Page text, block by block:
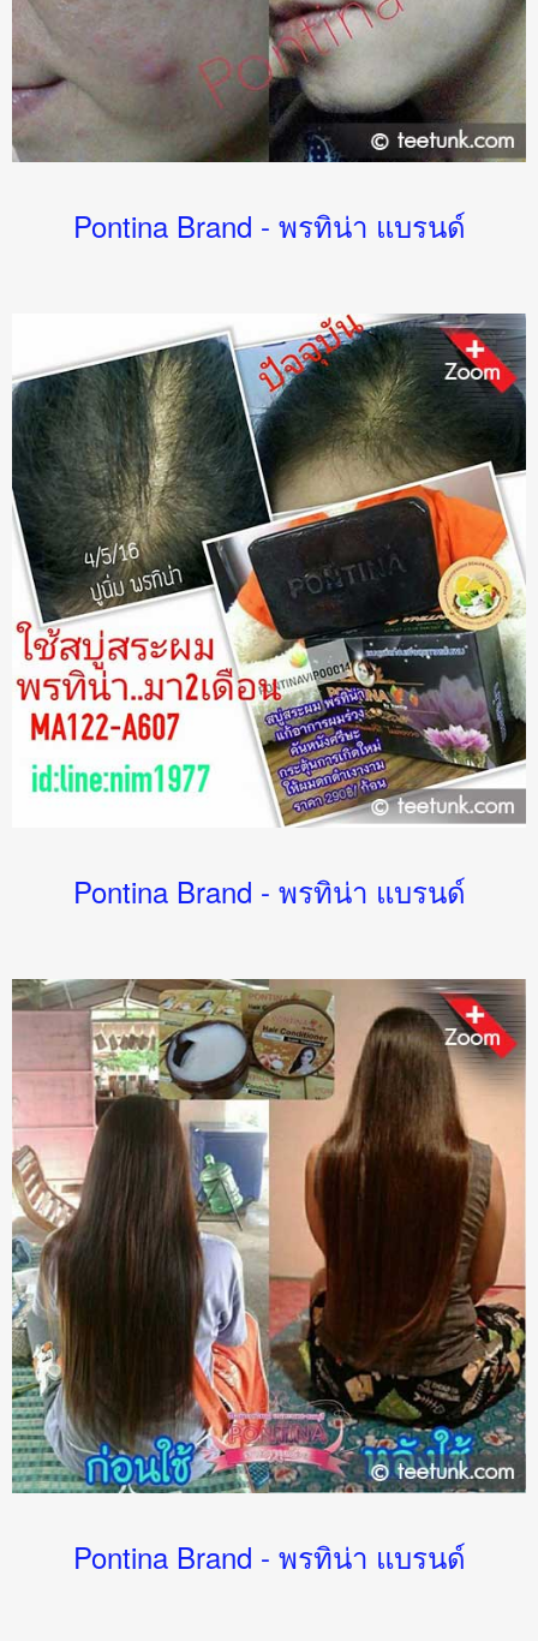
Pontina Brand - พรทิน่า แบรนด์
Pontina Brand - พรทิน่า แบรนด์
Pontina Brand - พรทิน่า แบรนด์